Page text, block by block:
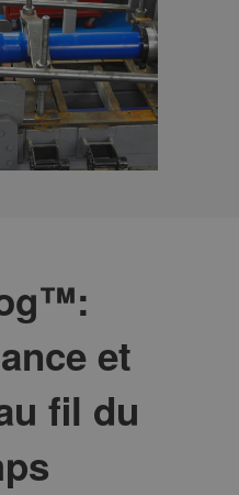
et
fil du